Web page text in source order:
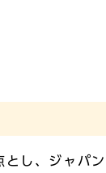
し、ジャパ